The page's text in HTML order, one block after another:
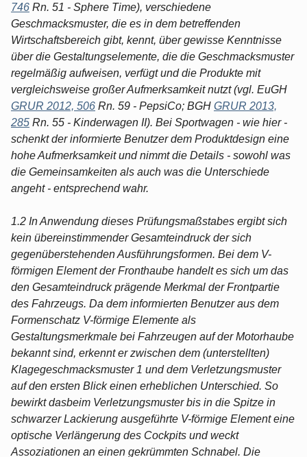
746 Rn. 51 - Sphere Time), verschiedene
Geschmacksmuster, die es in dem betreffenden
Wirtschaftsbereich gibt, kennt, über gewisse Kenntnisse
über die Gestaltungselemente, die die Geschmacksmuster
regelmäßig aufweisen, verfügt und die Produkte mit
vergleichsweise großer Aufmerksamkeit nutzt (vgl. EuGH
GRUR 2012, 506 Rn. 59 - PepsiCo; BGH GRUR 2013,
285 Rn. 55 - Kinderwagen II). Bei Sportwagen - wie hier -
schenkt der informierte Benutzer dem Produktdesign eine
hohe Aufmerksamkeit und nimmt die Details - sowohl was
die Gemeinsamkeiten als auch was die Unterschiede
angeht - entsprechend wahr.
1.2 In Anwendung dieses Prüfungsmaßstabes ergibt sich
kein übereinstimmender Gesamteindruck der sich
gegenüberstehenden Ausführungsformen. Bei dem V-
förmigen Element der Fronthaube handelt es sich um das
den Gesamteindruck prägende Merkmal der Frontpartie
des Fahrzeugs. Da dem informierten Benutzer aus dem
Formenschatz V-förmige Elemente als
Gestaltungsmerkmale bei Fahrzeugen auf der Motorhaube
bekannt sind, erkennt er zwischen dem (unterstellten)
Klagegeschmacksmuster 1 und dem Verletzungsmuster
auf den ersten Blick einen erheblichen Unterschied. So
bewirkt dasbeim Verletzungsmuster bis in die Spitze in
schwarzer Lackierung ausgeführte V-förmige Element eine
optische Verlängerung des Cockpits und weckt
Assoziationen an einen gekrümmten Schnabel. Die